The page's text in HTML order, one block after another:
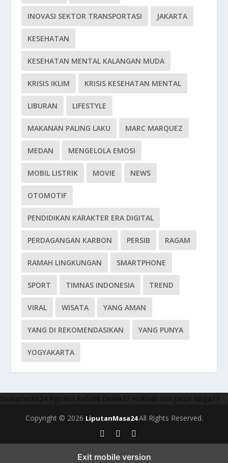
INOVASI SEKTOR TRANSPORTASI JAKARTA
KESEHATAN
KESEHATAN MENTAL KALANGAN MUDA
KRISIS IKLIM KRISIS KESEHATAN MENTAL
LIBURAN LIFESTYLE
MAKANAN PALING LAKU MARC MARQUEZ
MEDAN MENGELOLA EMOSI
MOBIL LISTRIK MOVIE NEWS
OTOMOTIF
PENDIDIKAN KARAKTER ERA DIGITAL
PERDAGANGAN KARBON PERSIB RAGAM
RAMAH LINGKUNGAN SMARTPHONE
SPORT TIMNAS INDONESIA TREND
VIRAL WISATA YANG AMAN
YANG DI REKOMENDASIKAN YANG PUNYA
YOGYAKARTA
Suaramedia24 Rgo365 Rafa88 Dewa77 Hokiwin Slotgacor Naga77
Copyright © 2026 LiputanMasa24All Rights Reserved.
Exit mobile version